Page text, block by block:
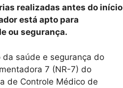
realizadas antes do início
está apto para
ou segurança.
saúde e segurança do
7 (NR-7) do
de Controle Médico de